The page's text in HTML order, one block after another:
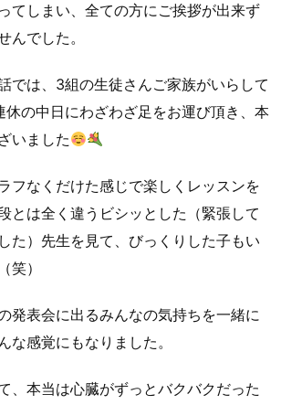
てしまい、全ての方にご挨拶が出来ず
んでした。
では、3組の生徒さんご家族がいらして
休の中日にわざわざ足をお運び頂き、本
いました
フなくだけた感じで楽しくレッスンを
とは全く違うビシッとした（緊張して
た）先生を見て、びっくりした子もい
笑）
発表会に出るみんなの気持ちを一緒に
な感覚にもなりました。
、本当は心臓がずっとバクバクだった